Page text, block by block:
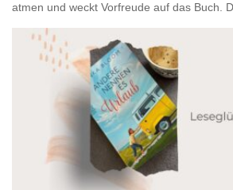
atmen und weckt Vorfreude auf das Buch.